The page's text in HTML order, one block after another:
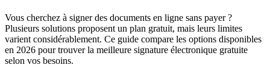
Vous cherchez à signer des documents en ligne sans payer ?
Plusieurs solutions proposent un plan gratuit, mais leurs limites
varient considérablement. Ce guide compare les options disponibles
en 2026 pour trouver la meilleure signature électronique gratuite
selon vos besoins.